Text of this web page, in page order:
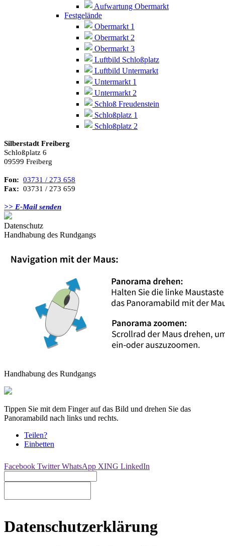
Aufwartung Obermarkt
Festgelände
Obermarkt 1
Obermarkt 2
Obermarkt 3
Luftbild Schloßplatz
Luftbild Untermarkt
Untermarkt 1
Untermarkt 2
Schloß Freudenstein
Schloßplatz 1
Schloßplatz 2
Silberstadt Freiberg
Schloßplatz 6
09599 Freiberg
Fon: 03731 / 273 658
Fax: 03731 / 273 659
>> E-Mail senden
Datenschutz
Handhabung des Rundgangs
Handhabung des Rundgangs
Tippen Sie mit dem Finger auf das Bild und drehen Sie das
Panoramabild nach links und rechts.
Teilen?
Einbetten
Facebook TwitterWhatsApp XING LinkedIn
Datenschutzerklärung